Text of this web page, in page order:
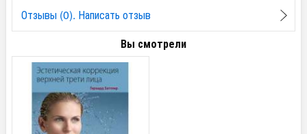
Отзывы (0). Написать отзыв
Вы смотрели